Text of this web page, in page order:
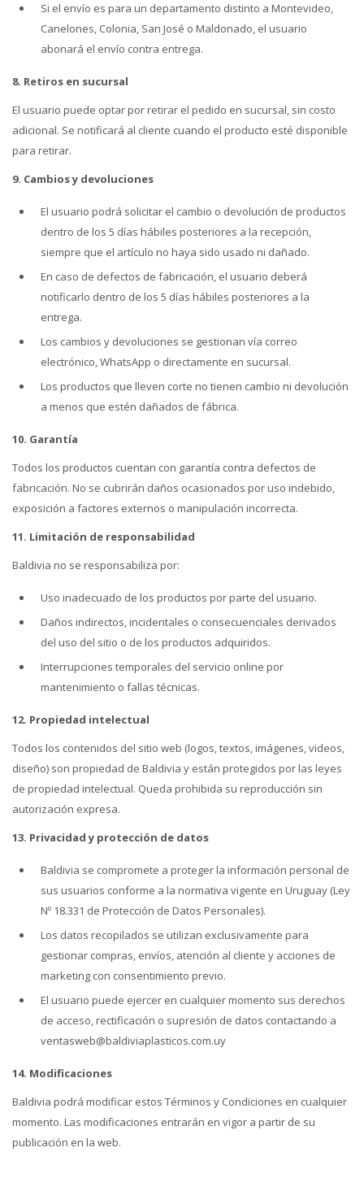
Si el envío es para un departamento distinto a Montevideo,
Canelones, Colonia, San José o Maldonado, el usuario
abonará el envío contra entrega.
8. Retiros en sucursal
El usuario puede optar por retirar el pedido en sucursal, sin costo
adicional. Se notificará al cliente cuando el producto esté disponible
para retirar.
9. Cambios y devoluciones
El usuario podrá solicitar el cambio o devolución de productos
dentro de los 5 días hábiles posteriores a la recepción,
siempre que el artículo no haya sido usado ni dañado.
En caso de defectos de fabricación, el usuario deberá
notificarlo dentro de los 5 días hábiles posteriores a la
entrega.
Los cambios y devoluciones se gestionan vía correo
electrónico, WhatsApp o directamente en sucursal.
Los productos que lleven corte no tienen cambio ni devolución
a menos que estén dañados de fábrica.
10. Garantía
Todos los productos cuentan con garantía contra defectos de
fabricación. No se cubrirán daños ocasionados por uso indebido,
exposición a factores externos o manipulación incorrecta.
11. Limitación de responsabilidad
Baldivia no se responsabiliza por:
Uso inadecuado de los productos por parte del usuario.
Daños indirectos, incidentales o consecuenciales derivados
del uso del sitio o de los productos adquiridos.
Interrupciones temporales del servicio online por
mantenimiento o fallas técnicas.
12. Propiedad intelectual
Todos los contenidos del sitio web (logos, textos, imágenes, videos,
diseño) son propiedad de Baldivia y están protegidos por las leyes
de propiedad intelectual. Queda prohibida su reproducción sin
autorización expresa.
13. Privacidad y protección de datos
Baldivia se compromete a proteger la información personal de
sus usuarios conforme a la normativa vigente en Uruguay (Ley
Nº 18.331 de Protección de Datos Personales).
Los datos recopilados se utilizan exclusivamente para
gestionar compras, envíos, atención al cliente y acciones de
marketing con consentimiento previo.
El usuario puede ejercer en cualquier momento sus derechos
de acceso, rectificación o supresión de datos contactando a
ventasweb@baldiviaplasticos.com.uy
14. Modificaciones
Baldivia podrá modificar estos Términos y Condiciones en cualquier
momento. Las modificaciones entrarán en vigor a partir de su
publicación en la web.